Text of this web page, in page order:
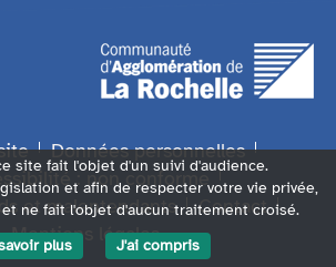
Données personnelles
: non conforme
et malentendants
Contact
Mentions légales
site fait l'objet d'un suivi d'audience.
et afin de respecter votre vie privée,
ne fait l'objet d'aucun traitement croisé.
plus
J'ai compris